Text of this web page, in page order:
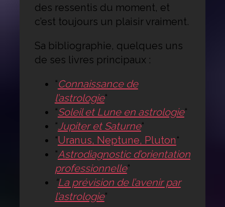
des ressentis du moment, et
c’est toujours un plaisir vraiment.
Sa bibliographie, quelques uns
de ses livres principaux :
“Connaissance de
l’astrologie“
“Soleil et Lune en astrologie“
“Jupiter et Saturne“
“Uranus, Neptune, Pluton“
“Astrodiagnostic d’orientation
professionnelle“
“La prévision de l’avenir par
l’astrologie“